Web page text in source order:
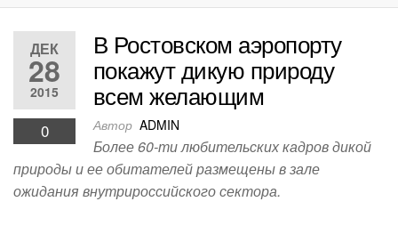
ДЕК
28
2015
0
В Ростовском аэропорту
покажут дикую природу
всем желающим
Автор ADMIN
Более 60-ти любительских кадров дикой
природы и ее обитателей размещены в зале
ожидания внутрироссийского сектора.